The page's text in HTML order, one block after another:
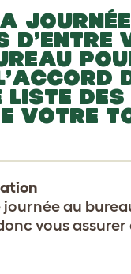
LISTE
VOTRE
au
vous assurer